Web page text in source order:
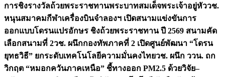
การชิงรางวัลถ้วยพระราชทานพระบาทสมเด็จพระเจ้าอยู่หัววช.
หนุนสมาคมกีฬาเครื่องบินจำลองฯ เปิดสนามแข่งขันการ
ออกแบบโดรนแปรอักษร ชิงถ้วยพระราชทาน ปี 2569 สนามคัด
เลือกสนามที่ 2วช. ผนึกกองทัพภาคที่ 2 เปิดศูนย์พัฒนา “โดรน
ยุทธวิธี” ยกระดับเทคโนโลยีความมั่นคงไทยวช. ผนึก ววน. ถก
วิกฤต “หมอกควันภาคเหนือ” ชี้ทางออก PM2.5 ด้วยวิจัย–